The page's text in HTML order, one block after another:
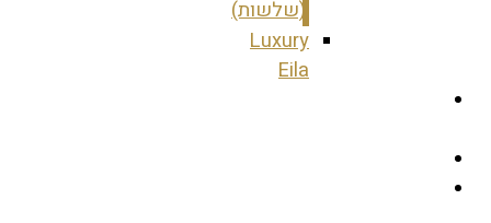
(שלשות)
Luxury
Eila